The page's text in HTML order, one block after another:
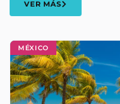
MÉXICO
VER MÁS